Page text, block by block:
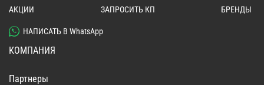
АКЦИИ ЗАПРОСИТЬ КП БРЕНДЫ
НАПИСАТЬ В WhatsApp
КОМПАНИЯ
Партнеры